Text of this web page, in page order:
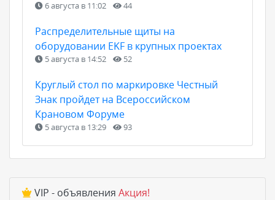
6 августа в 11:02 44
Распределительные щиты на
оборудовании EKF в крупных проектах
5 августа в 14:52 52
Круглый стол по маркировке Честный
Знак пройдет на Всероссийском
Крановом Форуме
5 августа в 13:29 93
VIP - объявления Акция!